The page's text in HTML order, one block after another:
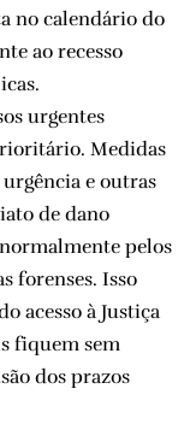
no calendário do
ao recesso
urgentes
Medidas
e outras
de dano
pelos
forenses. Isso
acesso à Justiça
fiquem sem
dos prazos